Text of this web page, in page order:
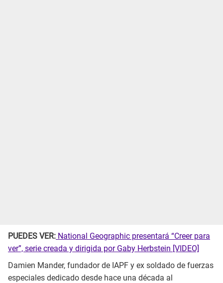
PUEDES VER: National Geographic presentará “Creer para
ver”, serie creada y dirigida por Gaby Herbstein [VIDEO]
Damien Mander, fundador de IAPF y ex soldado de fuerzas
especiales dedicado desde hace una década al